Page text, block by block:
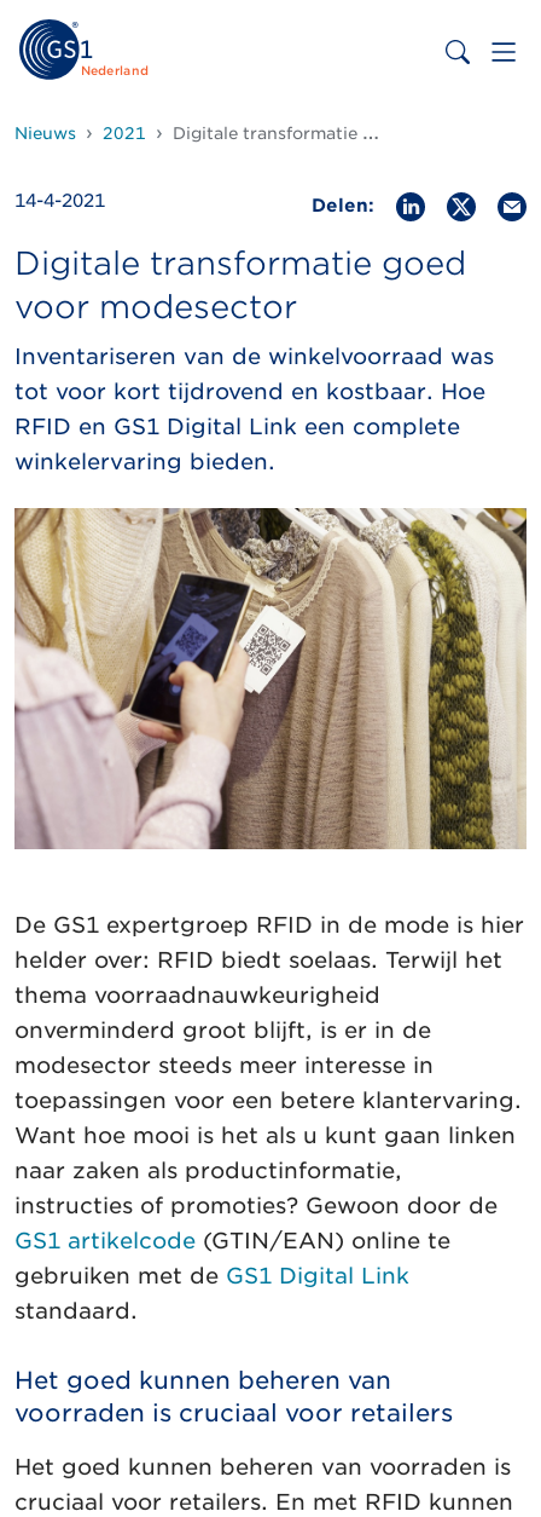
Nederland
Nieuws 2021 Digitale transformatie goed voor modesector
14-4-2021 Delen:
Digitale transformatie goed
voor modesector
Inventariseren van de winkelvoorraad was
tot voor kort tijdrovend en kostbaar. Hoe
RFID en GS1 Digital Link een complete
winkelervaring bieden.
De GS1 expertgroep RFID in de mode is hier
helder over: RFID biedt soelaas. Terwijl het
thema voorraadnauwkeurigheid
onverminderd groot blijft, is er in de
modesector steeds meer interesse in
toepassingen voor een betere klantervaring.
Want hoe mooi is het als u kunt gaan linken
naar zaken als productinformatie,
instructies of promoties? Gewoon door de
GS1 artikelcode (GTIN/EAN) online te
gebruiken met de GS1 Digital Link
standaard.
Het goed kunnen beheren van
voorraden is cruciaal voor retailers
Het goed kunnen beheren van voorraden is
cruciaal voor retailers. En met RFID kunnen